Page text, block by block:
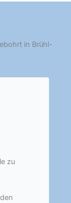
in Brühl-
zu